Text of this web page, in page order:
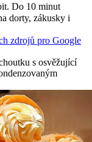
Do 10 minut
dorty, zákusky i
zdrojů pro Google
s osvěžující